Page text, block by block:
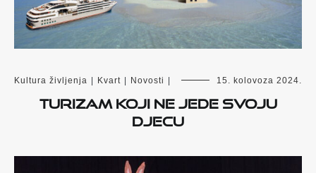
Kultura življenja | Kvart | Novosti | 15. kolovoza 2024.
Turizam koji ne jede svoju
djecu